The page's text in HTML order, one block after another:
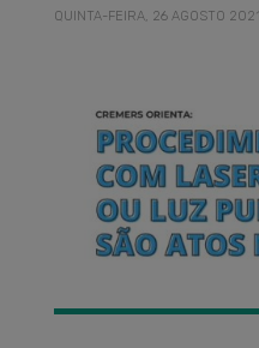
QUINTA-FEIRA, 26 AGOSTO 2021